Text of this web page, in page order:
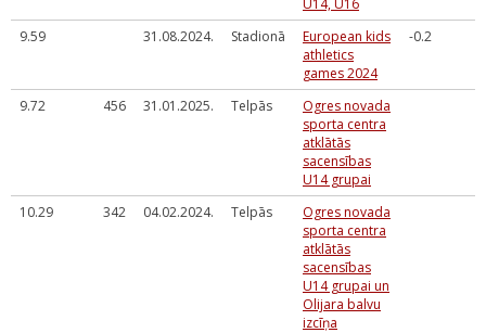
U14, U16
9.59
31.08.2024. Stadionā
European kids
athletics
games 2024
-0.2
9.72 456 31.01.2025. Telpās
Ogres novada
sporta centra
atklātās
sacensības
U14 grupai
10.29
342 04.02.2024. Telpās
Ogres novada
sporta centra
atklātās
sacensības
U14 grupai un
Olijara balvu
izcīņa